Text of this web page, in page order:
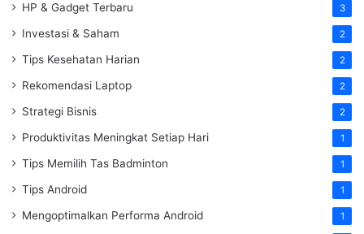
HP & Gadget Terbaru 3
Investasi & Saham 2
Tips Kesehatan Harian 2
Rekomendasi Laptop 2
Strategi Bisnis 2
Produktivitas Meningkat Setiap Hari 1
Tips Memilih Tas Badminton 1
Tips Android 1
Mengoptimalkan Performa Android 1